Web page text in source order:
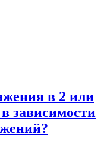
в 2 или
зависимости